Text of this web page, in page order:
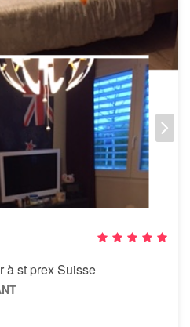
à st prex Suisse